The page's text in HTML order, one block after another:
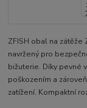
ZFISH obal na zátěže
navržený pro
bižuterie. Díky pevné
poškozením a
zatížení. Kompaktní